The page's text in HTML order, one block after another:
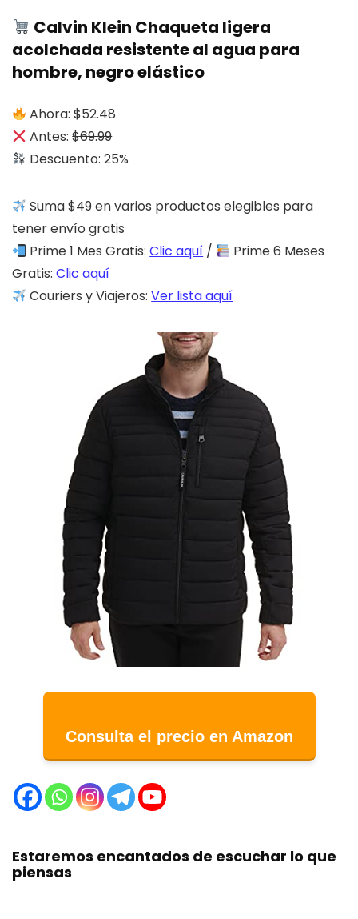
Calvin Klein Chaqueta ligera
acolchada resistente al agua para
hombre, negro elástico
Ahora: $52.48
Antes:$69.99
Descuento: 25%
Suma $49 en varios productos elegibles para
tener envío gratis
Prime 1 Mes Gratis:Clic aquí /
Prime 6 Meses
Gratis: Clic aquí
Couriers y Viajeros:Ver lista aquí
Consulta el precio en Amazon
Estaremos encantados de escuchar lo que
piensas